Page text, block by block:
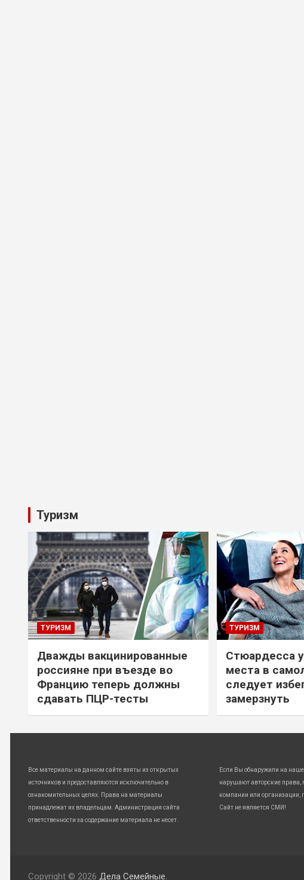
Туризм
ТУРИЗМ
Дважды вакцинированные
россияне при въезде во
Францию теперь должны
сдавать ПЦР-тесты
ТУРИЗМ
Стюардесса
места в
следует
замерзнуть
Все материалы на данном сайте взяты из открытых
источников и предоставляются исключительно в
ознакомительных целях. Права на материалы
принадлежат их владельцам. Администрация сайта
ответственности за содержание материала не несет.
Если Вы обнаружили на
нарушают авторские
компании или организации,
Сайт не является СМИ!
Copyright © 2026 Дела Семейные.